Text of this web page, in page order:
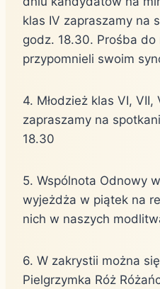
klas IV zapraszamy na
godz. 18.30. Prośba
przypomnieli swoim
4. Młodzież klas VI,
zapraszamy na
18.30
5. Wspólnota Odnowy
wyjeżdża w piątek na
nich w naszych
6. W zakrystii można
Pielgrzymka Róż